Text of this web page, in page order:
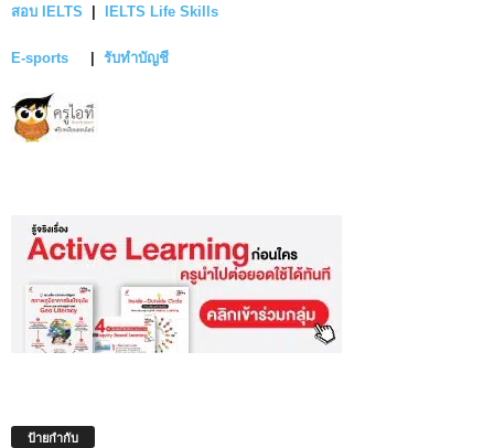
สอบ IELTS IELTS Life Skills
E-sports รับทำบัญชี
ป้ายกำกับ